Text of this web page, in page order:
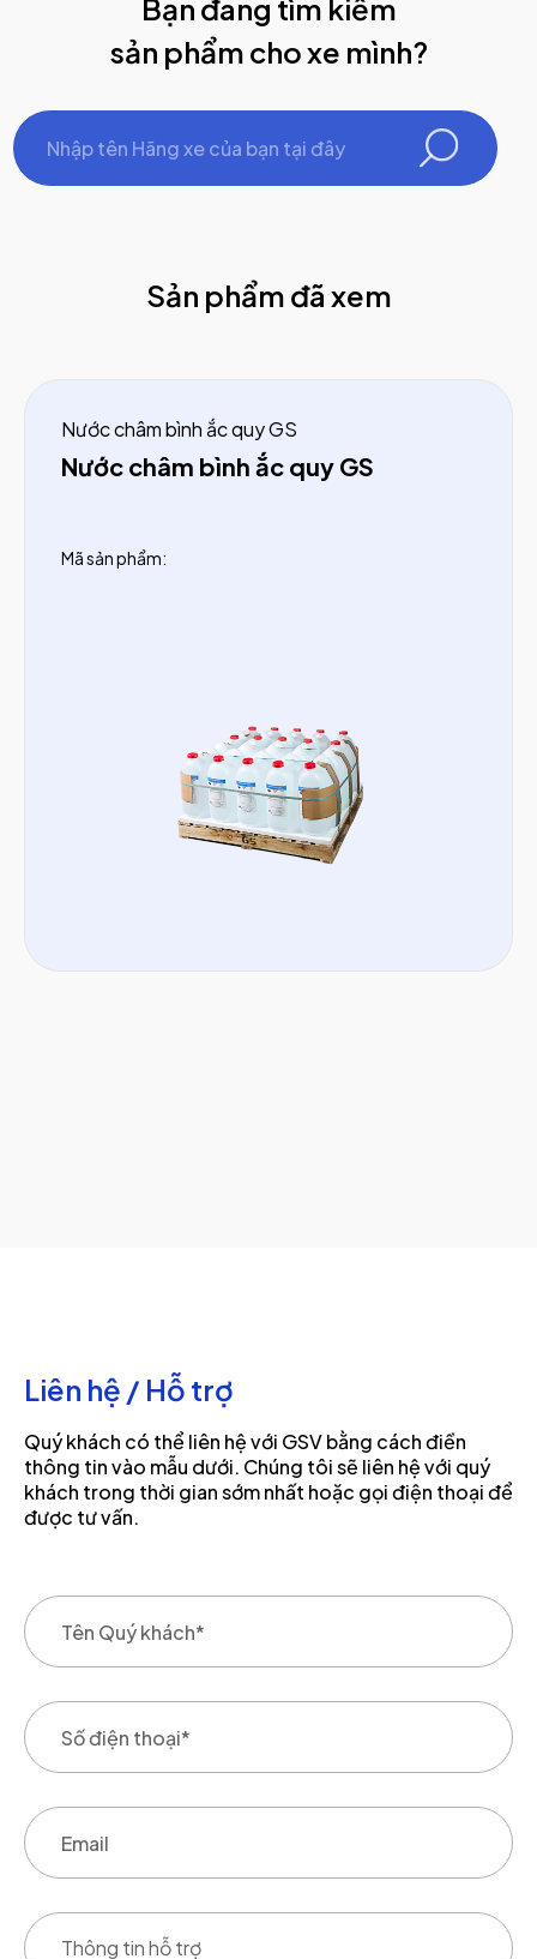
Bạn đang tìm kiếm
sản phẩm cho xe mình?
Sản phẩm đã xem
Nước châm bình ắc quy GS
Nước châm bình ắc quy GS
Mã sản phẩm:
Liên hệ / Hỗ trợ
Quý khách có thể liên hệ với GSV bằng cách điền
thông tin vào mẫu dưới. Chúng tôi sẽ liên hệ với quý
khách trong thời gian sớm nhất hoặc gọi điện thoại để
được tư vấn.